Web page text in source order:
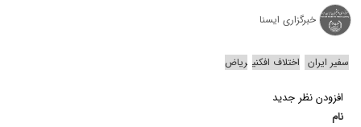
خبرگزاری ایسنا
سفیر ایران اختلاف افکنی ریاض
افزودن نظر جدید
نام